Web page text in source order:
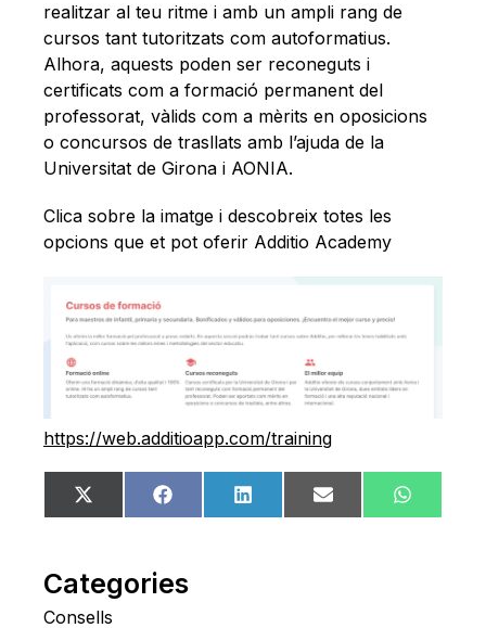
realitzar al teu ritme i amb un ampli rang de
cursos tant tutoritzats com autoformatius.
Alhora, aquests poden ser reconeguts i
certificats com a formació permanent del
professorat, vàlids com a mèrits en oposicions
o concursos de trasllats amb l’ajuda de la
Universitat de Girona i AONIA.
Clica sobre la imatge i descobreix totes les
opcions que et pot oferir Additio Academy
https://web.additioapp.com/training
Share
on
X
(Twitter)
Share
on
FacebookShare
on
LinkedIn Share
on
Email
Share
on
Categories
Consells